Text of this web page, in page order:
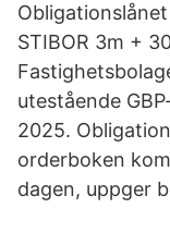
STIBOR 3m +
utestående
2025.
orderboken
dagen, uppger